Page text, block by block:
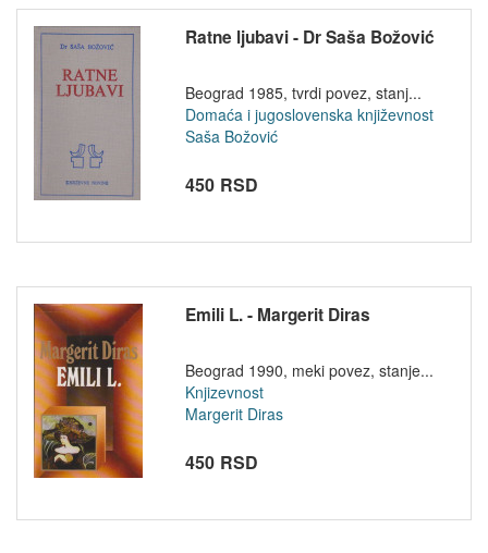
Ratne ljubavi - Dr Saša Božović
Beograd 1985, tvrdi povez, stanj...
Domaća i jugoslovenska književnost
Saša Božović
450 RSD
Emili L. - Margerit Diras
Beograd 1990, meki povez, stanje...
Knjizevnost
Margerit Diras
450 RSD